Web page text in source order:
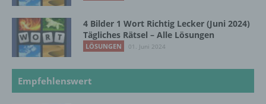
4 Bilder 1 Wort Richtig Lecker (Juni 2024)
Tägliches Rätsel – Alle Lösungen
LÖSUNGEN 01. Juni 2024
Empfehlenswert
Einschränkung der Verarbeitung ist die
Markierung gespeicherter
personenbezogener Daten mit dem Ziel, ihre
künftige Verarbeitung einzuschränken.